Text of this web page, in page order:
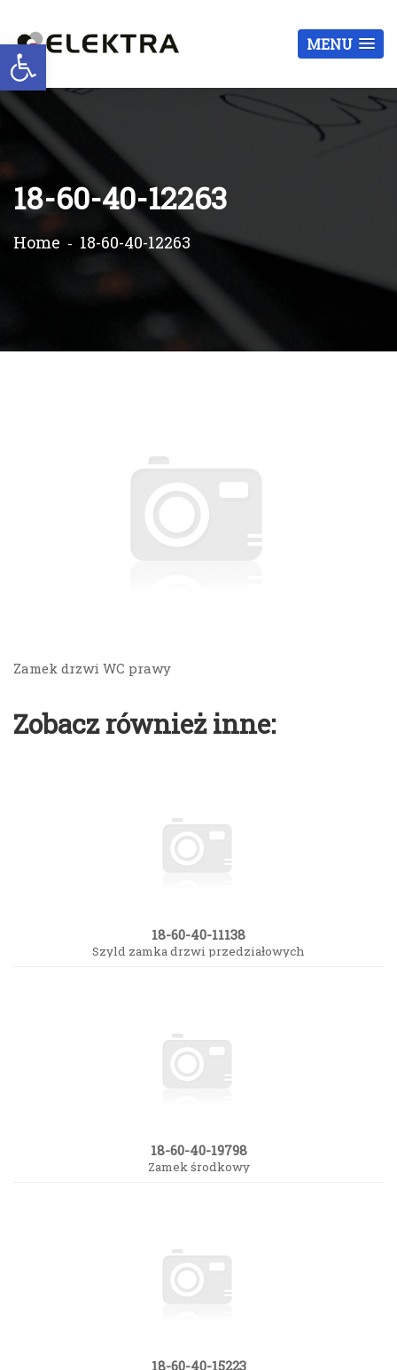
Otwórz pasek narzędzi MENU
18-60-40-12263
Home 18-60-40-12263
Zamek drzwi WC prawy
Zobacz również inne:
18-60-40-11138
Szyld zamka drzwi przedziałowych
18-60-40-19798
Zamek środkowy
18-60-40-15223